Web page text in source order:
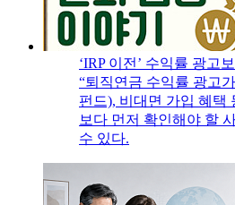
‘IRP 이전’ 수익률 광고
“퇴직연금 수익률 광고
펀드), 비대면 가입 혜택
보다 먼저 확인해야 할
수 있다.